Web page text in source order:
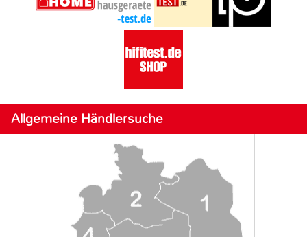
Allgemeine Händlersuche